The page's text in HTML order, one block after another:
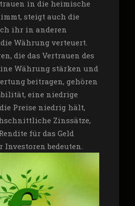
in die heimische
steigt auch die
ihr in anderen
Währung verteuert.
die das Vertrauen des
Währung stärken und
beitragen, gehören
eine niedrige
Preise niedrig hält,
Zinssätze,
für das Geld
Investoren bedeuten.